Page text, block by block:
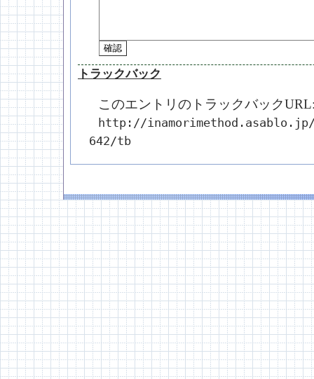
トラックバック
このエントリのトラックバック
http://
642/tb